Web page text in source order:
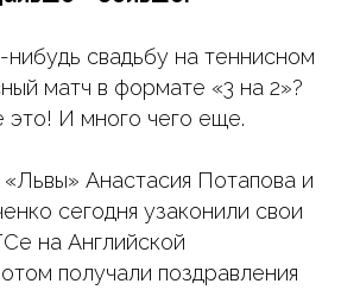
нибудь свадьбу на теннисном
матч в формате «3 на 2»?
это! И много чего еще.
Анастасия Потапова и
сегодня узаконили свои
на Английской
получали поздравления